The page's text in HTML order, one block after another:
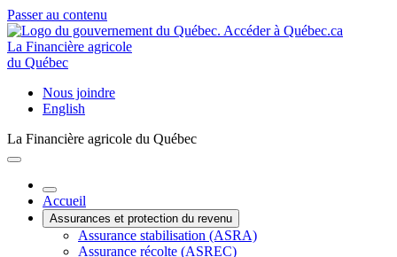
Passer au contenu
La Financière agricole
du Québec
Nous joindre
English
La Financière agricole du Québec
Accueil
Assurances et protection du revenu
Assurance stabilisation (ASRA)
Assurance récolte (ASREC)